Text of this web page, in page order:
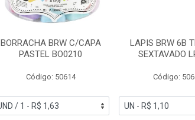
BORRACHA BRW C/CAPA
PASTEL BO0210
Código: 50614
LAPIS BRW 6B
SEXTAVADO
Código: